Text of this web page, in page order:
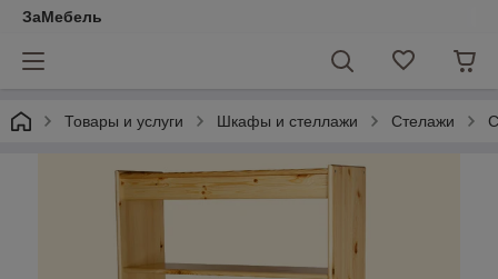
ЗаМебель
Товары и услуги Шкафы и стеллажи Стелажи